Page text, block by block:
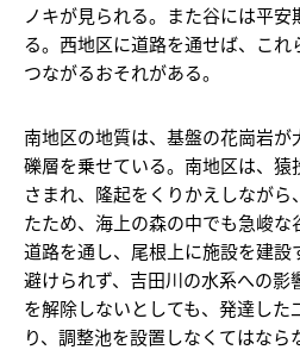
ノキが見られる。また谷には平
る。西地区に道路を通せば、こ
つながるおそれがある。
南地区の地質は、基盤の花崗岩
礫層を乗せている。南地区は、
さまれ、隆起をくりかえしなが
たため、海上の森の中でも急峻な
道路を通し、尾根上に施設を建
避けられず、吉田川の水系への
を解除しないとしても、発達した
り、調整池を設置しなくてはなら